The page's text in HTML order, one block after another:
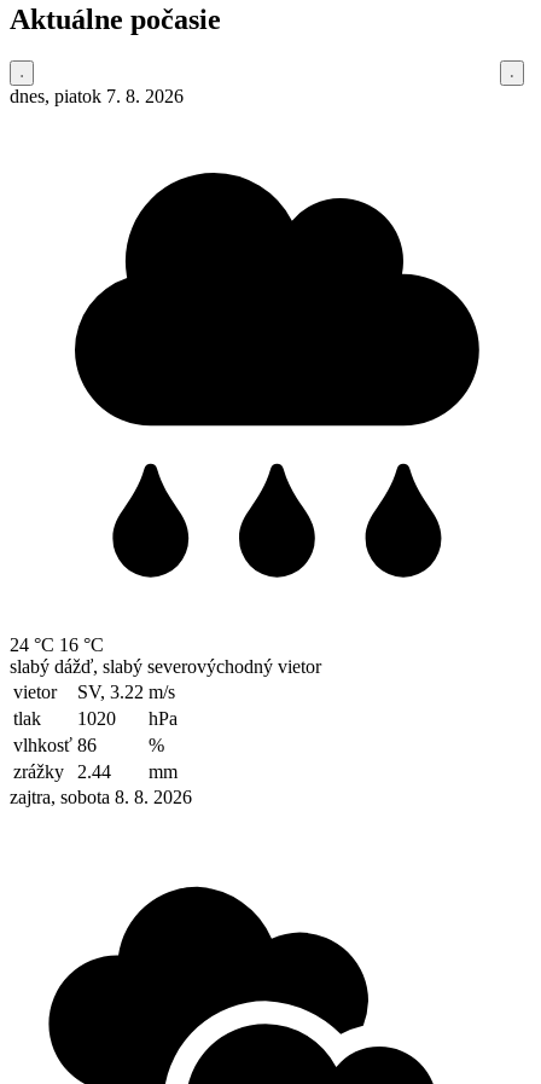
Aktuálne počasie
dnes, piatok 7. 8. 2026
24 °C 16 °C
slabý dážď, slabý severovýchodný vietor
vietor
SV, 3.22 m/s
tlak
1020
hPa
vlhkosť 86
%
zrážky
2.44
mm
zajtra, sobota 8. 8. 2026